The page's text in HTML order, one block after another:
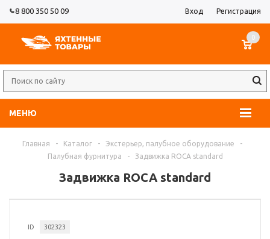
8 800 350 50 09 Вход Регистрация
МЕНЮ
0
Главная - Каталог - Экстерьер, палубное оборудование
-
Палубная фурнитура
- Задвижка ROCA standard
Задвижка ROCA standard
ID 302323